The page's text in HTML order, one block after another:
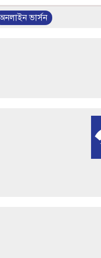
ভার্সন